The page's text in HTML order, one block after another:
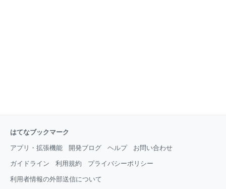
はてなブックマーク
アプリ・拡張機能 開発ブログ ヘルプ お問い合わせ
ガイドライン 利用規約 プライバシーポリシー
利用者情報の外部送信について